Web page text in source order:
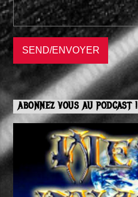
ABONNEZ VOUS AU PODCAST !